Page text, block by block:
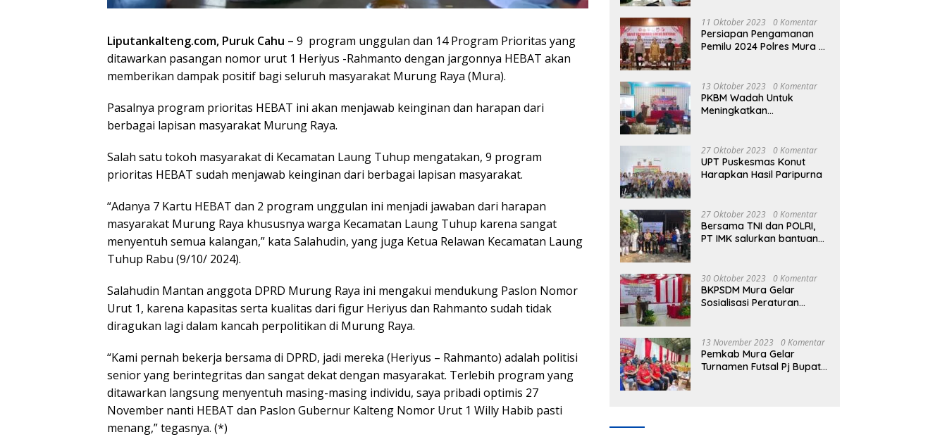
Liputankalteng.com, Puruk Cahu – 9 program unggulan dan 14 Program Prioritas yang
ditawarkan pasangan nomor urut 1 Heriyus -Rahmanto dengan jargonnya HEBAT akan
memberikan dampak positif bagi seluruh masyarakat Murung Raya (Mura).
Pasalnya program prioritas HEBAT ini akan menjawab keinginan dan harapan dari
berbagai lapisan masyarakat Murung Raya.
Salah satu tokoh masyarakat di Kecamatan Laung Tuhup mengatakan, 9 program
prioritas HEBAT sudah menjawab keinginan dari berbagai lapisan masyarakat.
“Adanya 7 Kartu HEBAT dan 2 program unggulan ini menjadi jawaban dari harapan
masyarakat Murung Raya khususnya warga Kecamatan Laung Tuhup karena sangat
menyentuh semua kalangan,” kata Salahudin, yang juga Ketua Relawan Kecamatan Laung
Tuhup Rabu (9/10/ 2024).
Salahudin Mantan anggota DPRD Murung Raya ini mengakui mendukung Paslon Nomor
Urut 1, karena kapasitas serta kualitas dari figur Heriyus dan Rahmanto sudah tidak
diragukan lagi dalam kancah perpolitikan di Murung Raya.
“Kami pernah bekerja bersama di DPRD, jadi mereka (Heriyus – Rahmanto) adalah politisi
senior yang berintegritas dan sangat dekat dengan masyarakat. Terlebih program yang
ditawarkan langsung menyentuh masing-masing individu, saya pribadi optimis 27
November nanti HEBAT dan Paslon Gubernur Kalteng Nomor Urut 1 Willy Habib pasti
menang,” tegasnya. (*)
Perubahan 2023
11 Oktober 2023 0 Komentar
Persiapan Pengamanan
Pemilu 2024 Polres Mura
13 Oktober 2023 0 Komentar
PKBM Wadah Untuk
Meningkatkan
Dalam Bidang Ekonomi
27 Oktober 2023 0 Komentar
UPT Puskesmas Konut
Harapkan Hasil Paripurna
27 Oktober 2023 0 Komentar
Bersama TNI dan POLRI,
PT IMK salurkan bantuan
30 Oktober 2023 0 Komentar
BKPSDM Mura Gelar
Sosialisasi Peraturan
13 November 2023 0 Komentar
Pemkab Mura Gelar
Turnamen Futsal Pj Bupati